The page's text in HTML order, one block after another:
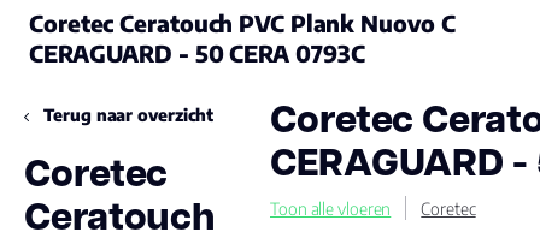
Coretec Ceratouch PVC Plank Nuovo C
CERAGUARD - 50 CERA 0793C
Terug naar overzicht
Coretec
Ceratouch
Coretec
CERAGUARD
Toon alle vloeren Coretec